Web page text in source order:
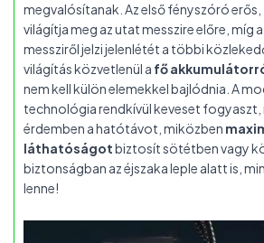
megvalósítanak. Az első fényszóró
világítja meg az utat messzire előre, míg
messziről jelzi jelenlétét a többi
világítás közvetlenül a fő
nem kell külön elemekkel bajlódnia. A
technológia rendkívül keveset
érdemben a hatótávot, miközben
láthatóságotbiztosít sötétben vagy
biztonságban az éjszaka leple alatt is,
lenne!